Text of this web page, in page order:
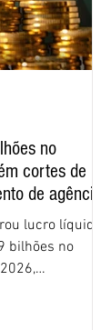
no
cortes de
de agências
lucro líquido
bilhões no